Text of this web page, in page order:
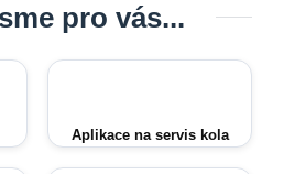
pro vás...
Aplikace na servis kola